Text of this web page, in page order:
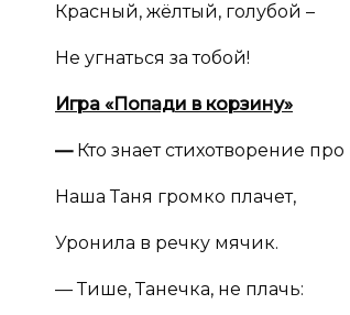
Красный, жёлтый, голубой –
Не угнаться за тобой!
Игра «Попади в корзину»
— Кто знает стихотворение про
Наша Таня громко плачет,
Уронила в речку мячик.
— Тише, Танечка, не плачь: